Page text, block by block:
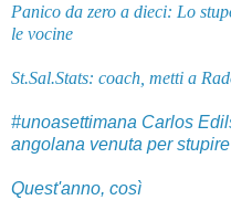
Panico da zero a dieci: Lo
le vocine
St.Sal.Stats: coach, metti a
#unoasettimana Carlos
angolana venuta per stupire
Quest'anno, così